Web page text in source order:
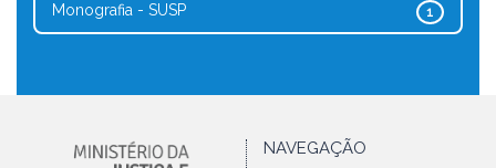
1
Monografia - SUSP
NAVEGAÇÃO